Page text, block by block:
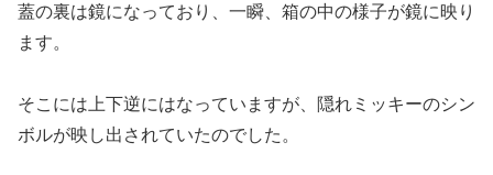
蓋の裏は鏡になっており、一瞬、箱の中の様子が鏡に映り
ます。
そこには上下逆にはなっていますが、隠れミッキーのシン
ボルが映し出されていたのでした。